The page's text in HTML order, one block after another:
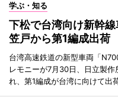
学ぶ・知る
下松で台湾向け新幹
笠戸から第1編成出荷
台湾高速鉄道の新型車両「
レモニーが7月30日、日立製
れ、第1編成が台湾に向けて出